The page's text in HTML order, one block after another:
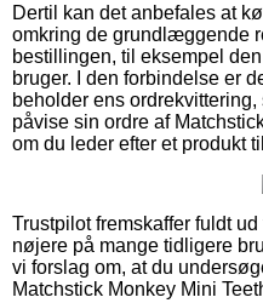
Dertil kan det anbefales at
omkring de grundlæggende
bestillingen, til eksempel
bruger. I den forbindelse er
beholder ens
påvise sin ordre af
om du leder efter et produkt
Trustpilot fremskaffer fuldt
nøjere på mange tidligere
vi forslag om, at du
Matchstick Monkey Mini